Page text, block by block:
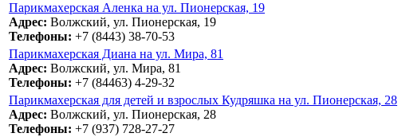
Парикмахерская Аленка на ул. Пионерская, 19
Адрес: Волжский, ул. Пионерская, 19
Телефоны: +7 (8443) 38-70-53
Парикмахерская Диана на ул. Мира, 81
Адрес: Волжский, ул. Мира, 81
Телефоны: +7 (84463) 4-29-32
Парикмахерская для детей и взрослых Кудряшка на ул. Пионерская, 28
Адрес: Волжский, ул. Пионерская, 28
Телефоны: +7 (937) 728-27-27